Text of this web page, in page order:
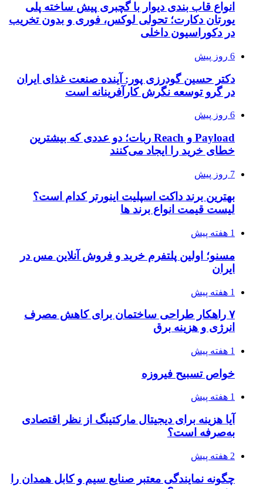
انواع قاب بندی دیوار با گچبری پیش ساخته پلی
یورتان دکارت؛ تحولی لوکس، فوری و بدون تخریب
در دکوراسیون داخلی
6 روز پیش
دکتر حسین گودرزی پور: آینده صنعت غذای ایران
در گرو توسعه نگرش کارآفرینانه است
6 روز پیش
Payload و Reach ربات؛ دو عددی که بیشترین
خطای خرید را ایجاد می‌کنند
7 روز پیش
بهترین برند داکت اسپلیت اینورتر کدام است؟
لیست قیمت انواع برند ها
1 هفته پیش
مسنو؛ اولین پلتفرم خرید و فروش آنلاین مس در
ایران
1 هفته پیش
۷ راهکار طراحی ساختمان برای کاهش مصرف
انرژی و هزینه برق
1 هفته پیش
خواص تسبیح فیروزه
1 هفته پیش
آیا هزینه برای دیجیتال مارکتینگ از نظر اقتصادی
به‌صرفه است؟
2 هفته پیش
چگونه نمایندگی معتبر صنایع سیم و کابل همدان را